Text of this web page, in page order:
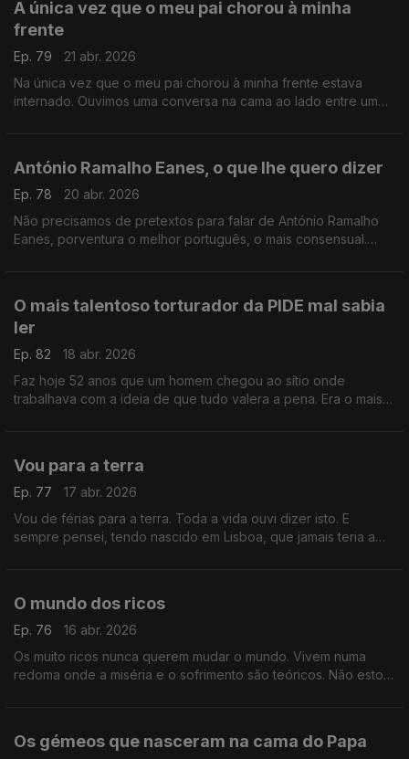
A única vez que o meu pai chorou à minha
frente
Ep. 79
21 abr. 2026
Na única vez que o meu pai chorou à minha frente estava
internado. Ouvimos uma conversa na cama ao lado entre um
António Ramalho Eanes, o que lhe quero dizer
Ep. 78
20 abr. 2026
Não precisamos de pretextos para falar de António Ramalho
Eanes, porventura o melhor português, o mais consensual.
O mais talentoso torturador da PIDE mal sabia
ler
Ep. 82
18 abr. 2026
Faz hoje 52 anos que um homem chegou ao sítio onde
trabalhava com a ideia de que tudo valera a pena. Era o mais
Vou para a terra
Ep. 77
17 abr. 2026
Vou de férias para a terra. Toda a vida ouvi dizer isto. E
sempre pensei, tendo nascido em Lisboa, que jamais teria a
O mundo dos ricos
Ep. 76
16 abr. 2026
Os muito ricos nunca querem mudar o mundo. Vivem numa
redoma onde a miséria e o sofrimento são teóricos. Não estou
Os gémeos que nasceram na cama do Papa